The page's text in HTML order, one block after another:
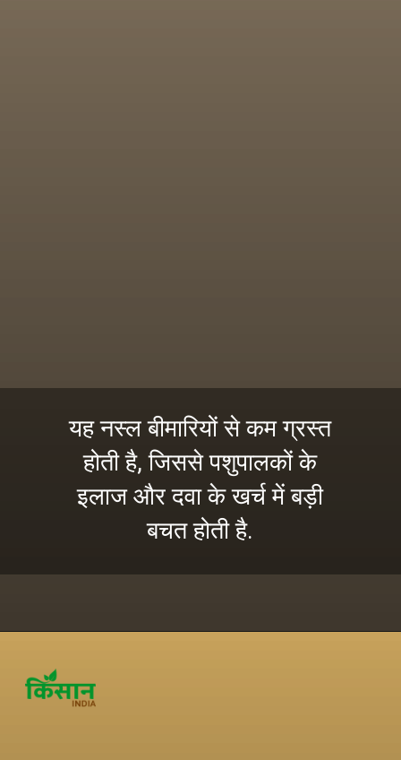
यह नस्ल बीमारियों से कम ग्रस्त
होती है, जिससे पशुपालकों के
इलाज और दवा के खर्च में बड़ी
बचत होती है.